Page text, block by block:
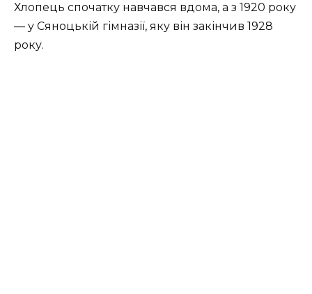
Хлопець спочатку навчався вдома, а з 1920 року
— у Сяноцькій гімназії, яку він закінчив 1928
року.